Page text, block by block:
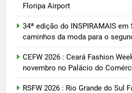
Floripa Airport
34ª edição do INSPIRAMAIS
caminhos da moda para o
CEFW 2026 : Ceará Fashion
novembro no Palácio do
RSFW 2026 : Rio Grande do Sul